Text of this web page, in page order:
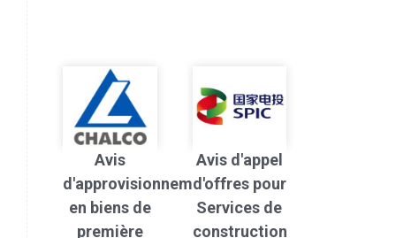
Avis
d'approvisionnement
en biens de
première
Avis d'appel
d'offres pour
Services de
construction